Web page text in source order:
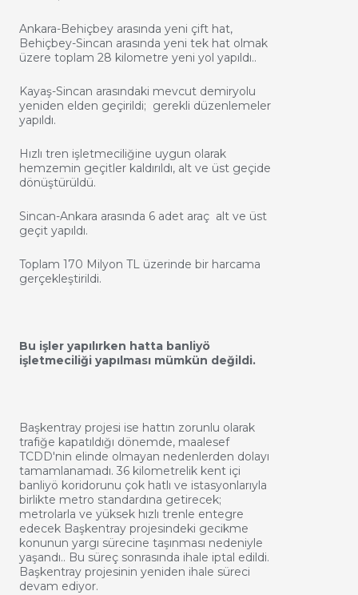
Ankara-Behiçbey arasında yeni çift hat,
Behiçbey-Sincan arasında yeni tek hat olmak
üzere toplam 28 kilometre yeni yol yapıldı..
Kayaş-Sincan arasındaki mevcut demiryolu
yeniden elden geçirildi; gerekli düzenlemeler
yapıldı.
Hızlı tren işletmeciliğine uygun olarak
hemzemin geçitler kaldırıldı, alt ve üst geçide
dönüştürüldü.
Sincan-Ankara arasında 6 adet araç alt ve üst
geçit yapıldı.
Toplam 170 Milyon TL üzerinde bir harcama
gerçekleştirildi.
Bu işler yapılırken hatta banliyö
işletmeciliği yapılması mümkün değildi.
Başkentray projesi ise hattın zorunlu olarak
trafiğe kapatıldığı dönemde, maalesef
TCDD'nin elinde olmayan nedenlerden dolayı
tamamlanamadı. 36 kilometrelik kent içi
banliyö koridorunu çok hatlı ve istasyonlarıyla
birlikte metro standardına getirecek;
metrolarla ve yüksek hızlı trenle entegre
edecek Başkentray projesindeki gecikme
konunun yargı sürecine taşınması nedeniyle
yaşandı.. Bu süreç sonrasında ihale iptal edildi.
Başkentray projesinin yeniden ihale süreci
devam ediyor.